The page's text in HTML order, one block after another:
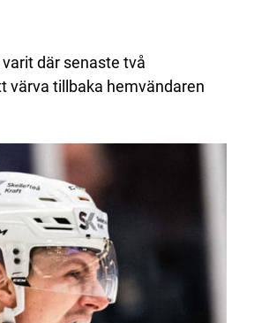
där senaste två
värva tillbaka hemvändaren